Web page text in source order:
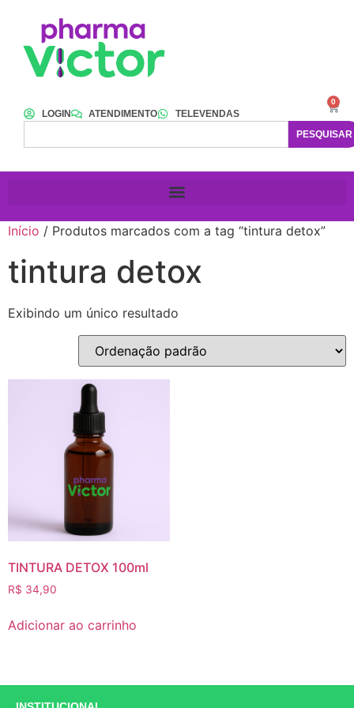
LOGIN ATENDIMENTO
TELEVENDAS
PESQUISAR
0
Início / Produtos marcados com a tag “tintura detox”
tintura detox
Exibindo um único resultado
TINTURA DETOX 100ml
R$ 34,90
Adicionar ao carrinho